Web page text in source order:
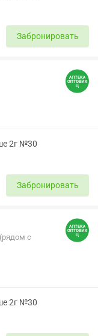
Забронировать
2г №30
Забронировать
с
2г №30